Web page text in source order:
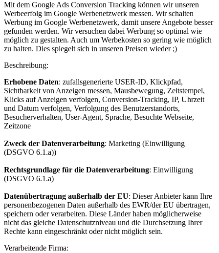
Mit dem Google Ads Conversion Tracking können wir unseren
Werbeerfolg im Google Werbenetzwerk messen. Wir schalten
Werbung im Google Werbenetzwerk, damit unsere Angebote besser
gefunden werden. Wir versuchen dabei Werbung so optimal wie
möglich zu gestalten. Auch um Werbekosten so gering wie möglich
zu halten. Dies spiegelt sich in unseren Preisen wieder ;)
Beschreibung:
Erhobene Daten: zufallsgenerierte USER-ID, Klickpfad,
Sichtbarkeit von Anzeigen messen, Mausbewegung, Zeitstempel,
Klicks auf Anzeigen verfolgen, Conversion-Tracking, IP, Uhrzeit
und Datum verfolgen, Verfolgung des Benutzerstandorts,
Besucherverhalten, User-Agent, Sprache, Besuchte Webseite,
Zeitzone
Zweck der Datenverarbeitung: Marketing (Einwilligung
(DSGVO 6.1.a))
Rechtsgrundlage für die Datenverarbeitung: Einwilligung
(DSGVO 6.1.a)
Datenübertragung außerhalb der EU: Dieser Anbieter kann Ihre
personenbezogenen Daten außerhalb des EWR/der EU übertragen,
speichern oder verarbeiten. Diese Länder haben möglicherweise
nicht das gleiche Datenschutzniveau und die Durchsetzung Ihrer
Rechte kann eingeschränkt oder nicht möglich sein.
Verarbeitende Firma: